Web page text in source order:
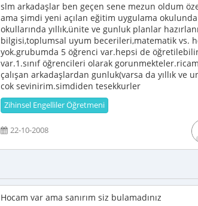
slm arkadaşlar ben geçen sene mezun oldum
ama şimdi yeni açılan eğitim uygulama
okullarında yıllık,ünite ve gunluk planlar
bilgisi,toplumsal uyum becerileri,matematik vs.
yok.grubumda 5 öğrenci var.hepsi de
var.1.sınıf öğrencileri olarak
çalışan arkadaşlardan gunluk(varsa da yıllık ve
cok sevinirim.simdiden tesekkurler
Zihinsel Engelliler Öğretmeni
22-10-2008
Hocam var ama sanırım siz bulamadınız